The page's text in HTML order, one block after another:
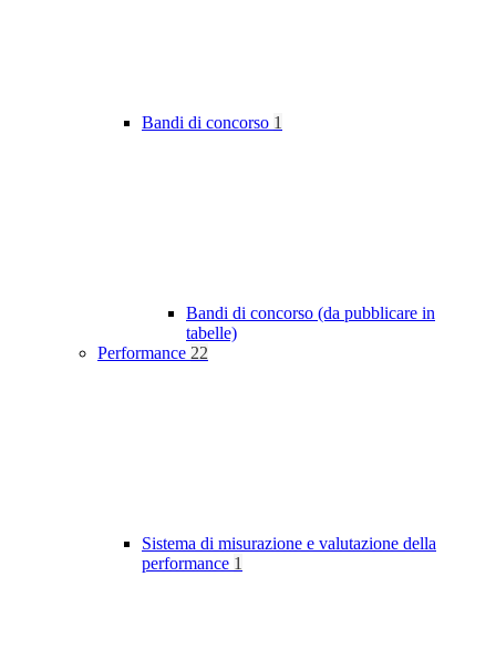
Bandi di concorso 1
Bandi di concorso (da pubblicare in
tabelle)
Performance 22
Sistema di misurazione e valutazione della
performance 1